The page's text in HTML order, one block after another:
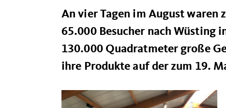
An vier Tagen im August waren
65.000 Besucher nach Wüsting
130.000 Quadratmeter große
ihre Produkte auf der zum 19.